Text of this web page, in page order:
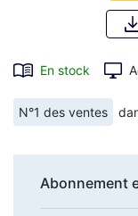
En stock
N°1 des ventes
Abonnement